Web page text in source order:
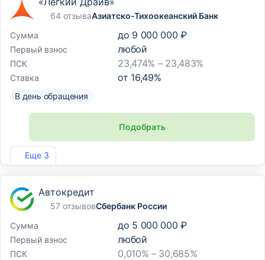
Еще 3
64 отзываАзиатско-Тихоокеанский Банк
Сумма
до 9 000 000 ₽
Первый взнос любой
ПСК 23,474% – 23,483%
Ставка от 16,49%
В день обращения
Подобрать
Лиц. №1810
Автокредит
57 отзывовСбербанк России
Сумма
до 5 000 000 ₽
Первый взнос любой
ПСК 0,010% – 30,685%